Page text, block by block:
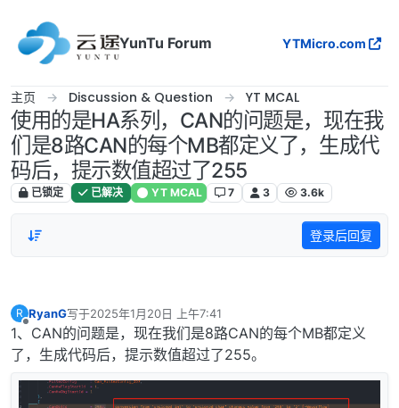
YunTu Forum
YTMicro.com
主页 Discussion & Question YT MCAL
使用的是HA系列，CAN的问题是，现在我
们是8路CAN的每个MB都定义了，生成代
码后，提示数值超过了255
已锁定 已解决 YT MCAL 7 3 3.6k
登录后回复
R
离线
RyanG写于2025年1月20日 上午7:41
最后由 编辑
1、CAN的问题是，现在我们是8路CAN的每个MB都定义
了，生成代码后，提示数值超过了255。